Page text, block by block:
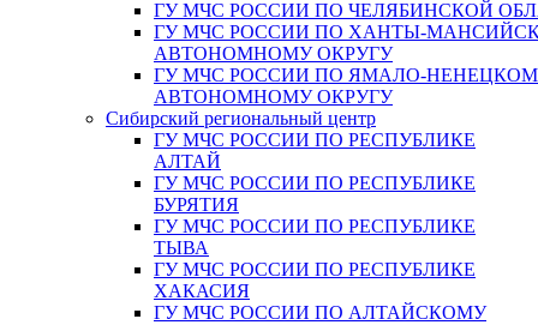
ГУ МЧС РОССИИ ПО ЧЕЛЯБИНСКОЙ
ГУ МЧС РОССИИ ПО ХАНТЫ-
АВТОНОМНОМУ ОКРУГУ
ГУ МЧС РОССИИ ПО ЯМАЛО-
АВТОНОМНОМУ ОКРУГУ
Сибирский региональный центр
ГУ МЧС РОССИИ ПО РЕСПУБЛИКЕ
АЛТАЙ
ГУ МЧС РОССИИ ПО РЕСПУБЛИКЕ
БУРЯТИЯ
ГУ МЧС РОССИИ ПО РЕСПУБЛИКЕ
ТЫВА
ГУ МЧС РОССИИ ПО РЕСПУБЛИКЕ
ХАКАСИЯ
ГУ МЧС РОССИИ ПО АЛТАЙСКОМУ